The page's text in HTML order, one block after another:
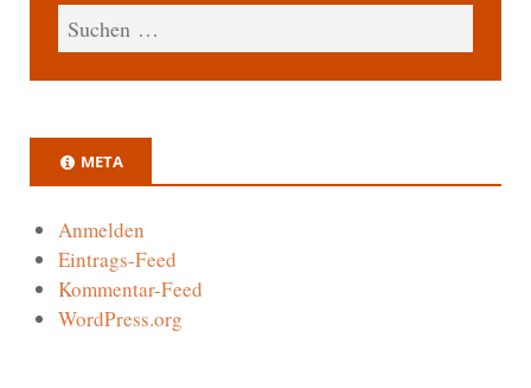
META
Anmelden
Eintrags-Feed
Kommentar-Feed
WordPress.org